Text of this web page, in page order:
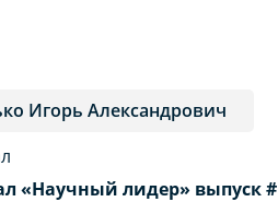
Игорь Александрович
«Научный лидер» выпуск #